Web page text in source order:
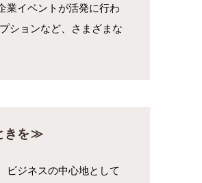
業イベントが活発に行わ
ションなど、さまざまな
きを
ビジネスの中心地として